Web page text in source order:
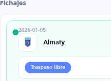
Fichajes
2026-01-05
Almaty
Traspaso libre